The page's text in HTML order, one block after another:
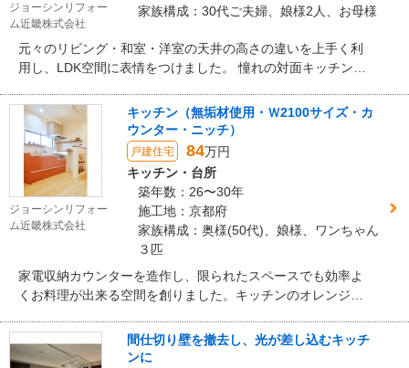
ジョーシンリフォー
ム近畿株式会社
家族構成：30代ご夫婦、娘様2人、お母様
元々のリビング・和室・洋室の天井の高さの違いを上手く利
用し、LDK空間に表情をつけました。 憧れの対面キッチンを
わりをスッキリ保てるようご提案。
ジョーシンリフォー
ム近畿株式会社
キッチン（無垢材使用・Ｗ2100サイズ・カ
ウンター・ニッチ）
戸建住宅 84万円
キッチン・台所
築年数：26〜30年
施工地：京都府
家族構成：奥様(50代)、娘様、ワンちゃん
３匹
家電収納カウンターを造作し、限られたスペースでも効率よ
くお料理が出来る空間を創りました。キッチンのオレンジ色
間仕切り壁を撤去し、光が差し込むキッチ
ンに